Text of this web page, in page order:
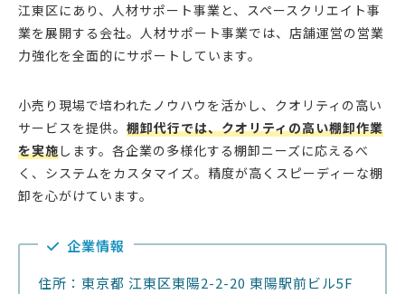
江東区にあり、人材サポート事業と、スペースクリエイト事
業を展開する会社。人材サポート事業では、店舗運営の営業
力強化を全面的にサポートしています。
小売り現場で培われたノウハウを活かし、クオリティの高い
サービスを提供。 棚卸代行では、クオリティの高い棚卸作業
を実施します。各企業の多様化する棚卸ニーズに応えるべ
く、システムをカスタマイズ。精度が高くスピーディーな棚
卸を心がけています。
企業情報
住所：東京都 江東区東陽2-2-20 東陽駅前ビル5F